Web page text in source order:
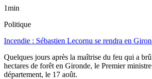
1min
Politique
Incendie : Sébastien Lecornu se rendra en
Quelques jours après la maîtrise du feu qui a
hectares de forêt en Gironde, le Premier
département, le 17 août.